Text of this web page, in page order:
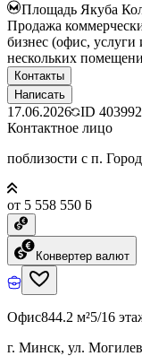
Площадь Якуба
Продажа
бизнес (офис,
нескольких
Контакты
Написать
17.06.2026 ID
Контактное лицо
поблизости с п.
от 5 558 550 ƃ
Конвертер валют
Офис844.2 м²5/16
г. Минск, ул.